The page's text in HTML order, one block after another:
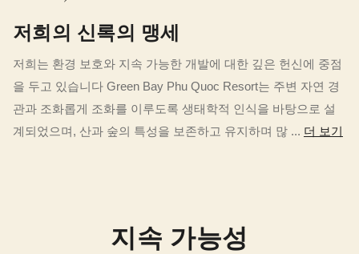
저희의 신록의 맹세
저희는 환경 보호와 지속 가능한 개발에 대한 깊은 헌신에 중점
을 두고 있습니다 Green Bay Phu Quoc Resort는 주변 자연 경
관과 조화롭게 조화를 이루도록 생태학적 인식을 바탕으로 설
계되었으며, 산과 숲의 특성을 보존하고 유지하며 많 ... 더 보기
지속 가능성